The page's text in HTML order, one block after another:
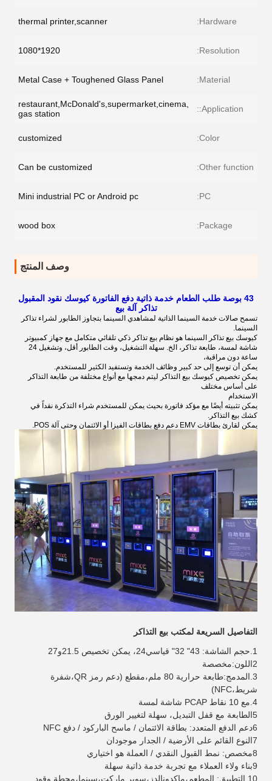
Hardware:
thermal printer,scanner
Resolution:
1920*1080
Material:
Metal Case + Toughened Glass Panel
Application::
restaurant,McDonald's,supermarket,cinema,
gas station
Color:
customized
Other function:
Can be customized
PC:
Mini industrial PC or Android pc
Package:
wood box
وصف المنتج
43 بوصة طلب الطعام خدمة ذاتية دفع الفاتورة كيوسك نقود المقبول
تذاكر آلة بيع
تسمح صالات خدمة السينما الذاتية لمشاهدي السينما بتجاوز الطابور لشراء تذاكر
السينما.
كيوسك بيع تذاكر السينما هو نظام بيع تذاكر ذكي تلقائي متكامل مع جهاز كمبيوتر
شاشة لمسة، طابعة تذاكر، الخ. سهلة التشغيل، وقت الطابور أقل، وتشغيل 24
ساعة دون مراقبة،
يمكن أن توسع إلى حد كبير وظائف الخدمة وتستفيد الكثير للمستخدم.
يمكن تخصيص كيوسك بيع التذاكر ليتم دمجها مع أنواع مختلفة من طابعة التذاكر
على أساس مختلف
الاستخدام
يمكن تثبيته أيضًا مع مؤكد فاتورة بحيث يمكن للمستخدم شراء التذكرة نقداً في
كشك بيع التذاكر.
يمكن لقارئ بطاقات EMV دعم دفع بطاقات الفيزا أو الائتمان وحتى آلة POS.
التفاصيل السريعة لمكتب بيع التذاكر
1.حجم الشاشة: 43" 32" قياسي24
، يمكن تخصيص 21.5
و27
2اللون:
مخصصة
3.المدمج:طابعة حرارية 80 ملم،مقطع (دعم رمز QR،شفرة
شريط،NFC)
4.مع 10 نقاط PCAP شاشة لمسة
5الطابعة مع قفل التبديل، سهلة لتغيير الورق
6دعم الدفع المتعدد: بطاقة الائتمان / ماسح الباركود / دفع NFC
7النوع القائم على الأرضية / الجدار موجودان
8مخصص: نمط القبول النقدي / العملة هو اختياري
9بناء ولاء العملاء مع تجربة خدمة ذاتية سهلة
10.التطبيق: المطعم،ماكدونالدز،سوبر ماركت،سينما،محطة وقود